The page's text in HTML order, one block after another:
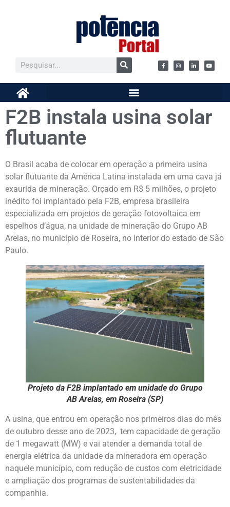
F2B instala usina solar
flutuante
O Brasil acaba de colocar em operação a primeira usina
solar flutuante da América Latina instalada em uma cava já
exaurida de mineração. Orçado em R$ 5 milhões, o projeto
inédito foi implantado pela F2B, empresa brasileira
especializada em projetos de geração fotovoltaica em
espelhos d’água, na unidade de mineração do Grupo AB
Areias, no município de Roseira, no interior do estado de São
Paulo.
Projeto da F2B implantado em unidade do Grupo
AB Areias, em Roseira (SP)
A usina, que entrou em operação nos primeiros dias do mês
de outubro desse ano de 2023, tem capacidade de geração
de 1 megawatt (MW) e vai atender a demanda total de
energia elétrica da unidade da mineradora em operação
naquele município, com redução de custos com eletricidade
e ampliação dos programas de sustentabilidades da
companhia.